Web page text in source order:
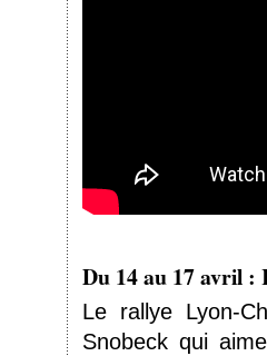
Du 14 au 17 avril :
Le rallye Lyon-
Snobeck qui